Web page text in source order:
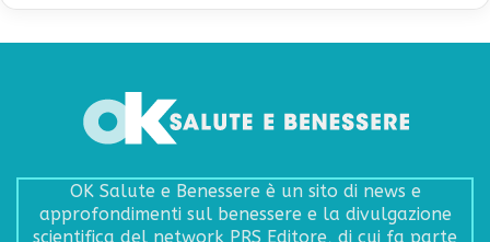
OK Salute e Benessere è un sito di news e
approfondimenti sul benessere e la divulgazione
scientifica del network PRS Editore, di cui fa parte